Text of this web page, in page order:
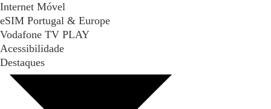
Internet Móvel
eSIM Portugal & Europe
Vodafone TV PLAY
Acessibilidade
Destaques